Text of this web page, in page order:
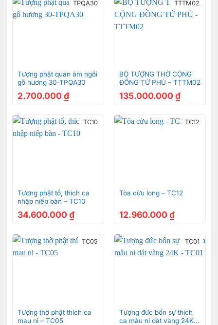
Tu-tho-cong-tu-bac-lieu-go-gu-can-oc-do-sieu-vip-
Tu-tho-cong-tu-bac-lieu-go-gu-can-oc-do-sieu-vip-
1.47m
TPQA30
Tượng phật quan âm ngồi
gỗ hương 30-TPQA30
2.700.000 ₫
TTTM02
BỘ TƯỢNG THỜ CỘNG
ĐỒNG TỨ PHỦ – TTTM02
135.000.000 ₫
TC10
Tượng phật tổ, thích ca
nhập niếp bàn – TC10
34.600.000 ₫
TC12
Tòa cửu long – TC12
12.960.000 ₫
TC05
Tượng thờ phật thích ca
mau ni – TC05
TC01
Tượng đức bổn sự thich
ca mâu ni dát vàng 24K –